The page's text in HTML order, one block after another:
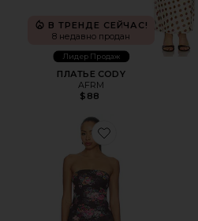
В ТРЕНДЕ СЕЙЧАС!
8 недавно продан
Лидер Продаж
ПЛАТЬЕ CODY
AFRM
$88
Favorite ПЛАТЬЕ ALFIE